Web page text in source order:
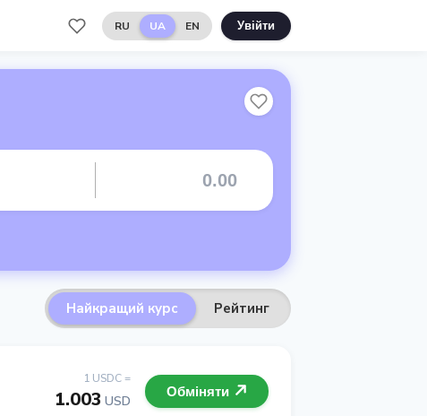
RU UA EN Увійти
Найкращий курс Рейтинг
1 USDC =
1.003 USD
Обміняти